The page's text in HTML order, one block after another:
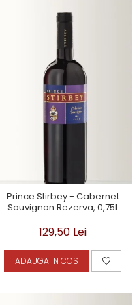
Prince Stirbey - Cabernet
Sauvignon Rezerva, 0,75L
129,50 Lei
ADAUGA IN COS